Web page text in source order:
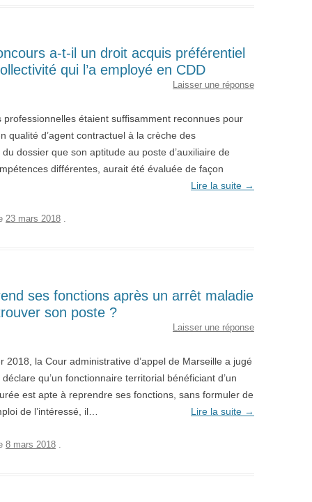
a-t-il un droit acquis préférentiel
qui l’a employé en CDD
Laisser une réponse
étaient suffisamment reconnues pour
qualité d’agent contractuel à la crèche des
dossier que son aptitude au poste d’auxiliaire de
différentes, aurait été évaluée de façon
Lire la suite →
23 mars 2018
ses fonctions après un arrêt maladie
son poste ?
Laisser une réponse
la Cour administrative d’appel de Marseille a jugé
qu’un fonctionnaire territorial bénéficiant d’un
est apte à reprendre ses fonctions, sans formuler de
de l’intéressé, il…
Lire la suite →
8 mars 2018